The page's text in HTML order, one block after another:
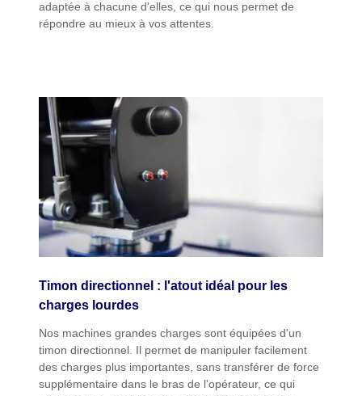
adaptée à chacune d'elles, ce qui nous permet de
répondre au mieux à vos attentes.
Timon directionnel : l'atout idéal pour les
charges lourdes
Nos machines grandes charges sont équipées d'un
timon directionnel. Il permet de manipuler facilement
des charges plus importantes, sans transférer de force
supplémentaire dans le bras de l'opérateur, ce qui